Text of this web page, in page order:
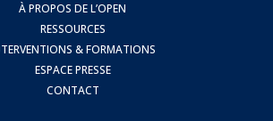
À PROPOS DE L’OPEN
RESSOURCES
& FORMATIONS
ESPACE PRESSE
CONTACT